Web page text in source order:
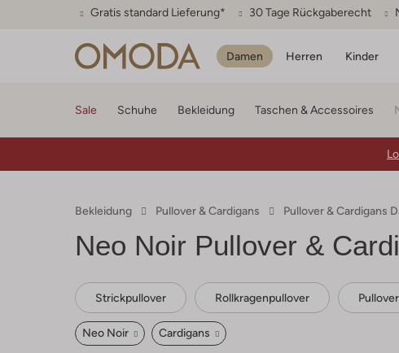
Gratis standard Lieferung* 30 Tage Rückgaberecht
Damen Herren Kinder
Sale Schuhe Bekleidung Taschen & Accessoires
Bekleidung Pullover & Cardigans Pullover & Cardigans
Neo Noir Pullover &
Strickpullover Rollkragenpullover Pullover
Neo Noir Cardigans